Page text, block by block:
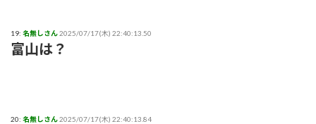
19: 名無しさん2025/07/17(木) 22:40:13.50
富山は？
20: 名無しさん2025/07/17(木) 22:40:13.84